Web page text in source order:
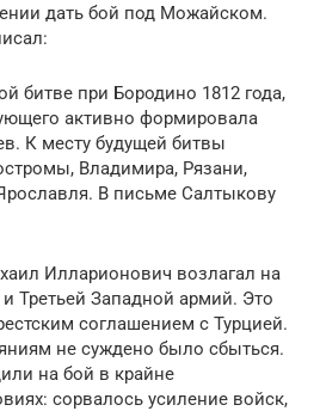
дать бой под Можайском.
битве при Бородино 1812 года,
активно формировала
К месту будущей битвы
Владимира, Рязани,
В письме Салтыкову
Илларионович возлагал на
Третьей Западной армий. Это
соглашением с Турцией.
не суждено было сбыться.
на бой в крайне
сорвалось усиление войск,